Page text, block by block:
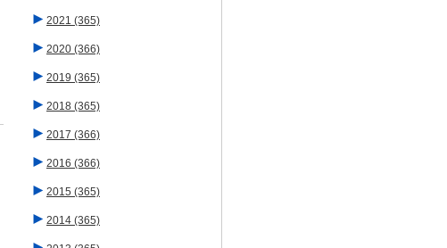
► 2021 (365)
► 2020 (366)
► 2019 (365)
► 2018 (365)
► 2017 (366)
► 2016 (366)
► 2015 (365)
► 2014 (365)